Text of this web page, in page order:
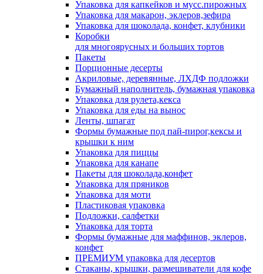
Упаковка для капкейков и мусс.пирожных
Упаковка для макарон, эклеров,зефира
Упаковка для шоколада, конфет, клубники
Коробки
для многоярусных и больших тортов
Пакеты
Порционные десерты
Акриловые, деревянные, ЛХДФ подложки
Бумажный наполнитель, бумажная упаковка
Упаковка для рулета,кекса
Упаковка для еды на вынос
Ленты, шпагат
Формы бумажные под пай-пирог,кексы и
крышки к ним
Упаковка для пиццы
Упаковка для канапе
Пакеты для шоколада,конфет
Упаковка для пряников
Упаковка для моти
Пластиковая упаковка
Подложки, салфетки
Упаковка для торта
Формы бумажные для маффинов, эклеров,
конфет
ПРЕМИУМ упаковка для десертов
Стаканы, крышки, размешиватели для кофе